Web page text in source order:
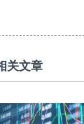
关文章